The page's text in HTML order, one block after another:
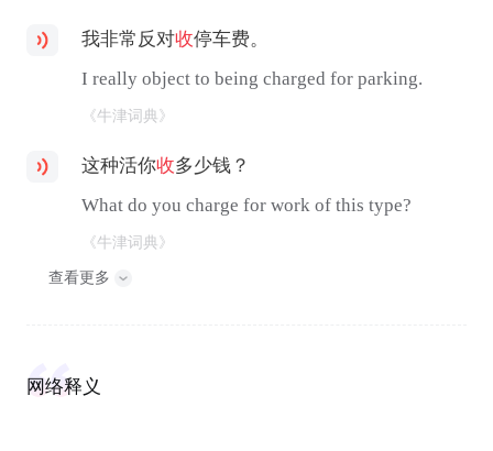
我非常反对收停车费。
I really object to being charged for parking.
《牛津词典》
这种活你收多少钱？
What do you charge for work of this type?
《牛津词典》
查看更多
网络释义